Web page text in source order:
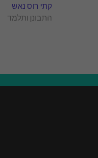
קתי רוס נאש
התבונן ותלמד